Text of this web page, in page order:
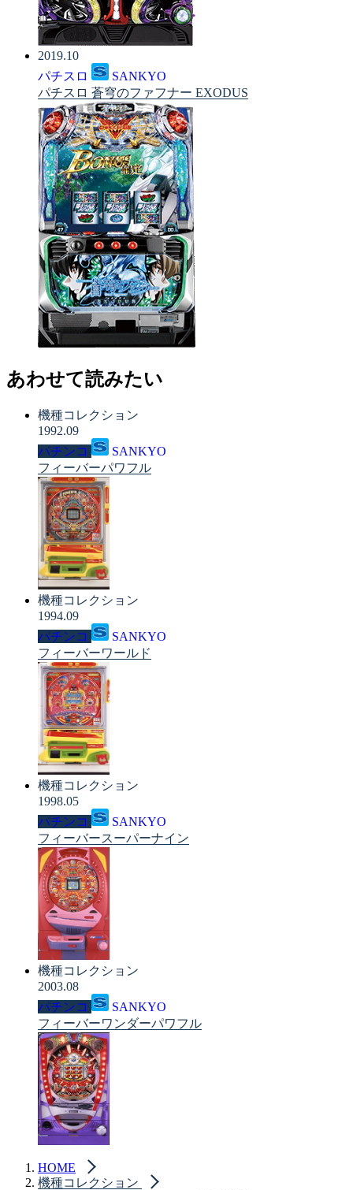
2019.10
パチスロ
SANKYO
パチスロ 蒼穹のファフナー EXODUS
あわせて読みたい
機種コレクション
1992.09
パチンコ
SANKYO
フィーバーパワフル
機種コレクション
1994.09
パチンコ
SANKYO
フィーバーワールド
機種コレクション
1998.05
パチンコ
SANKYO
フィーバースーパーナイン
機種コレクション
2003.08
パチンコ
SANKYO
フィーバーワンダーパワフル
HOME
機種コレクション